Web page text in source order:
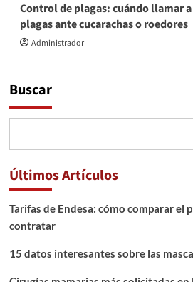
Control de plagas: cuándo llamar
plagas ante cucarachas o roedores
Administrador
Buscar
Últimos Artículos
Tarifas de Endesa: cómo comparar el
contratar
15 datos interesantes sobre las